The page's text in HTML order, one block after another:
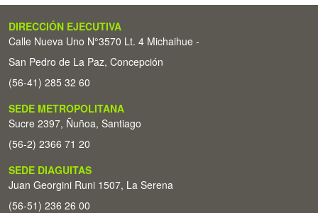
DIRECCIÓN EJECUTIVA
Calle Nueva Uno N°3570 Lt. 4 Michaihue -
San Pedro de La Paz, Concepción
(56-41) 285 32 60
SEDE METROPOLITANA
Sucre 2397, Ñuñoa, Santiago
(56-2) 2366 71 20
SEDE DIAGUITAS
Juan Georgini Runi 1507, La Serena
(56-51) 236 26 00